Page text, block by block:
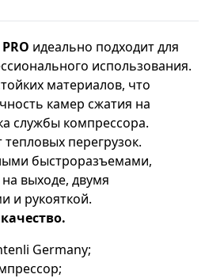
идеально подходит для
использования.
материалов, что
камер сжатия на
службы компрессора.
перегрузок.
быстроразъемами,
выходе, двумя
и рукояткой.
Germany;